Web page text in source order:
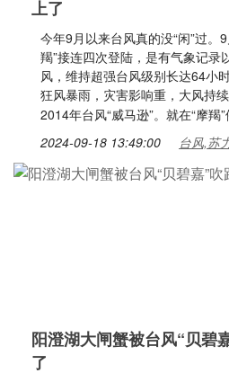
上了
今年9月以来台风真的没“闲”过。
羯”接连四次登陆，是有气象记录
风，维持超强台风级别长达64小
狂风暴雨，灾害影响重，大风持
2014年台风“威马逊”。就在“摩羯
2024-09-18 13:49:00 台风,苏
阳澄湖大闸蟹被台风“贝碧
了